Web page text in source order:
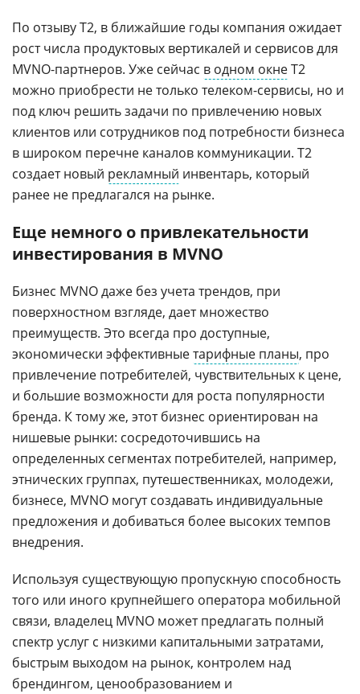
По отзыву T2, в ближайшие годы компания ожидает
рост числа продуктовых вертикалей и сервисов для
MVNO-партнеров. Уже сейчас в одном окнеТ2
можно приобрести не только телеком-сервисы, но и
под ключ решить задачи по привлечению новых
клиентов или сотрудников под потребности бизнеса
в широком перечне каналов коммуникации. Т2
создает новый рекламный инвентарь, который
ранее не предлагался на рынке.
Еще немного о привлекательности
инвестирования в MVNO
Бизнес MVNO даже без учета трендов, при
поверхностном взгляде, дает множество
преимуществ. Это всегда про доступные,
экономически эффективныетарифные планы, про
привлечение потребителей, чувствительных к цене,
и большие возможности для роста популярности
бренда. К тому же, этот бизнес ориентирован на
нишевые рынки: сосредоточившись на
определенных сегментах потребителей, например,
этнических группах, путешественниках, молодежи,
бизнесе, MVNO могут создавать индивидуальные
предложения и добиваться более высоких темпов
внедрения.
Используя существующую пропускную способность
того или иного крупнейшего оператора мобильной
связи, владелец MVNO может предлагать полный
спектр услуг с низкими капитальными затратами,
быстрым выходом на рынок, контролем над
брендингом, ценообразованием и